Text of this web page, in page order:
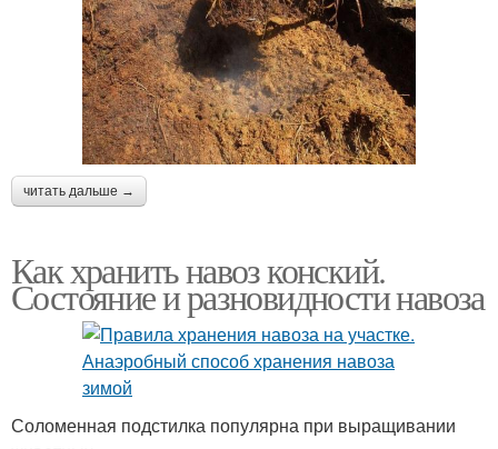
читать дальше →
Как хранить навоз конский.
Состояние и разновидности навоза
Соломенная подстилка популярна при выращивании